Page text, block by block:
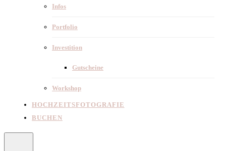
Infos
Portfolio
Investition
Gutscheine
Workshop
HOCHZEITSFOTOGRAFIE
BUCHEN